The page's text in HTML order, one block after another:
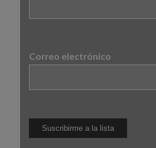
Correo electrónico